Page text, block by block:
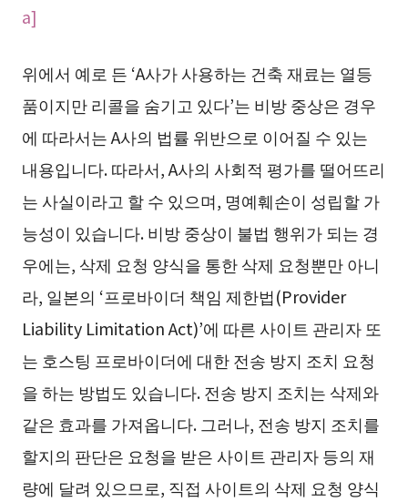
a]
위에서 예로 든 ‘A사가 사용하는 건축 재료는 열등
품이지만 리콜을 숨기고 있다’는 비방 중상은 경우
에 따라서는 A사의 법률 위반으로 이어질 수 있는
내용입니다. 따라서, A사의 사회적 평가를 떨어뜨리
는 사실이라고 할 수 있으며, 명예훼손이 성립할 가
능성이 있습니다. 비방 중상이 불법 행위가 되는 경
우에는, 삭제 요청 양식을 통한 삭제 요청뿐만 아니
라, 일본의 ‘프로바이더 책임 제한법(Provider
Liability Limitation Act)’에 따른 사이트 관리자 또
는 호스팅 프로바이더에 대한 전송 방지 조치 요청
을 하는 방법도 있습니다. 전송 방지 조치는 삭제와
같은 효과를 가져옵니다. 그러나, 전송 방지 조치를
할지의 판단은 요청을 받은 사이트 관리자 등의 재
량에 달려 있으므로, 직접 사이트의 삭제 요청 양식